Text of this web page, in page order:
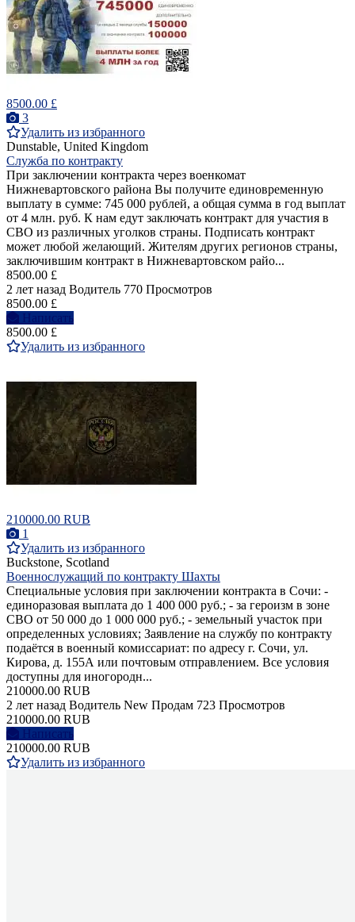
8500.00 £
3
Удалить из избранного
Dunstable, United Kingdom
Служба по контракту
При заключении контракта через военкомат
Нижневартовского района Вы получите единовременную
выплату в сумме: 745 000 рублей, а общая сумма в год выплат
от 4 млн. руб. К нам едут заключать контракт для участия в
СВО из различных уголков страны. Подписать контракт
может любой желающий. Жителям других регионов страны,
заключившим контракт в Нижневартовском райо...
8500.00 £
2 лет назад Водитель 770 Просмотров
8500.00 £
Написать
8500.00 £
Удалить из избранного
210000.00 RUB
1
Удалить из избранного
Buckstone, Scotland
Военнослужащий по контракту Шахты
Специальные условия при заключении контракта в Сочи: -
единоразовая выплата до 1 400 000 руб.; - за героизм в зоне
СВО от 50 000 до 1 000 000 руб.; - земельный участок при
определенных условиях; Заявление на службу по контракту
подаётся в военный комиссариат: по адресу г. Сочи, ул.
Кирова, д. 155А или почтовым отправлением. Все условия
доступны для иногородн...
210000.00 RUB
2 лет назад Водитель New Продам 723 Просмотров
210000.00 RUB
Написать
210000.00 RUB
Удалить из избранного